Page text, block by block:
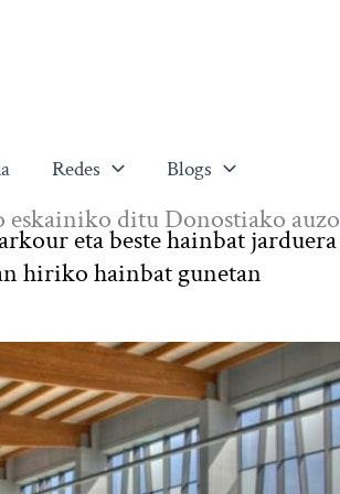
Redes Blogs
ditu Donostiako
eta beste hainbat
hiriko hainbat gunetan